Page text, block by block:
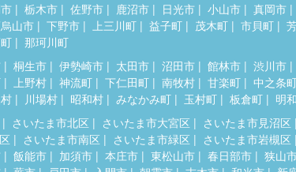
栃木市 佐野市 鹿沼市 日光市 小山市
真岡市
山市 下野市 上三川町 益子町 茂木町 市貝町
那珂川町
桐生市 伊勢崎市 太田市 沼田市 館林市
渋川市
上野村 神流町 下仁田町 南牧村 甘楽町
中之条
川場村 昭和村 みなかみ町 玉村町 板倉町 明
さいたま市北区 さいたま市大宮区
さいたま市見沼区
さいたま市南区 さいたま市緑区
さいたま市岩槻区
飯能市 加須市 本庄市 東松山市 春日部市
狭山